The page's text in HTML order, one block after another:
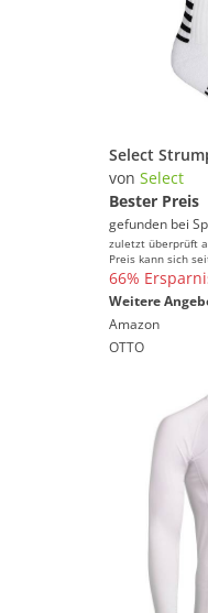
von Select
Bester Preis
gefunden bei
zuletzt überprüft
Preis kann sich
66%
Weitere
Amazon
OTTO